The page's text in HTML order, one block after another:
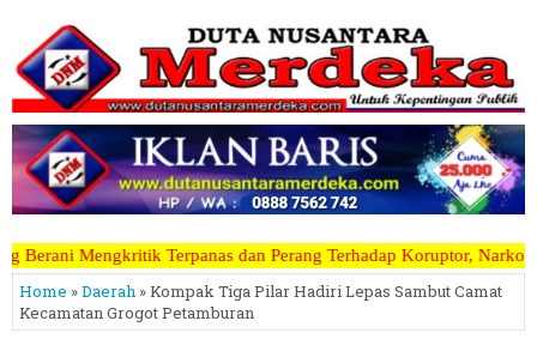
Perang Terhadap Koruptor, Narkoba, Teroris Musuh Rakyat
Home »Daerah » Kompak Tiga Pilar Hadiri Lepas Sambut Camat
Kecamatan Grogot Petamburan